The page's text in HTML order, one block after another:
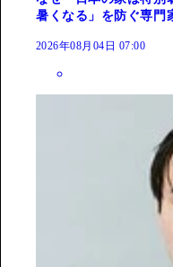
暑くなる」を防ぐ専門
2026年08月04日 07:00